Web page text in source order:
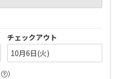
チェックアウト
10月6日(火)
）